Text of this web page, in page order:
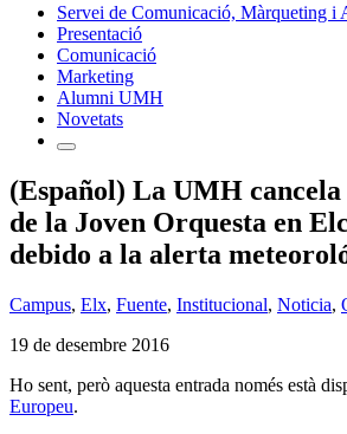
Servei de Comunicació, Màrqueting i
Presentació
Comunicació
Marketing
Alumni UMH
Novetats
(Español) La UMH
de la Joven Orquesta en
debido a la alerta
Campus, Elx, Fuente, Institucional, Noticia,
19 de desembre 2016
Ho sent, però aquesta entrada només està
Europeu.